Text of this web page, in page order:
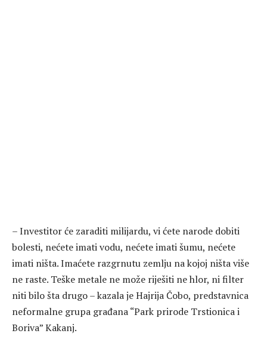
– Investitor će zaraditi milijardu, vi ćete narode dobiti
bolesti, nećete imati vodu, nećete imati šumu, nećete
imati ništa. Imaćete razgrnutu zemlju na kojoj ništa više
ne raste. Teške metale ne može riješiti ne hlor, ni filter
niti bilo šta drugo – kazala je Hajrija Čobo, predstavnica
neformalne grupa građana “Park prirode Trstionica i
Boriva” Kakanj.